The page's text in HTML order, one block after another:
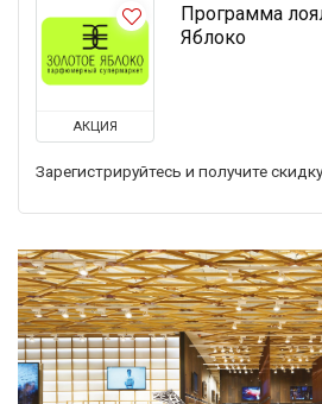
АКЦИЯ
Программа
Яблоко
Зарегистрируйтесь и получите